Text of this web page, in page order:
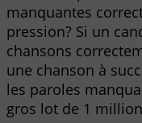
manquantes
pression? Si un
chansons
une chanson à
les paroles
gros lot de 1